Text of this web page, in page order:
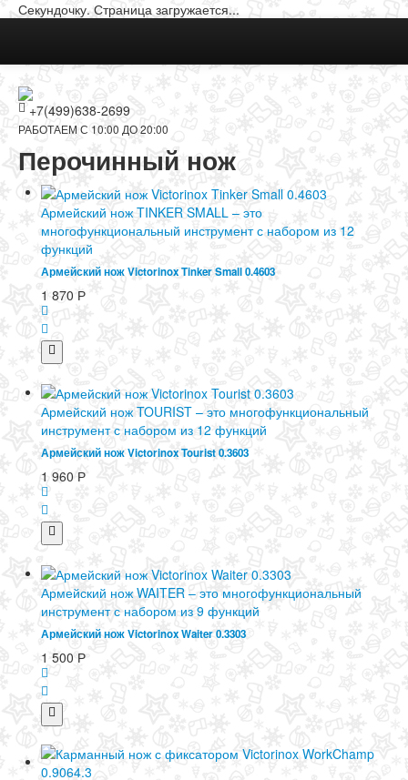
Секундочку. Страница загружается...
+7(499)638-2699
РАБОТАЕМ С 10:00 ДО 20:00
Перочинный нож
Армейский нож TINKER SMALL – это
многофункциональный инструмент с набором из 12
функций
Армейский нож Victorinox Tinker Small 0.4603
1 870 Р
Армейский нож TOURIST – это многофункциональный
инструмент с набором из 12 функций
Армейский нож Victorinox Tourist 0.3603
1 960 Р
Армейский нож WAITER – это многофункциональный
инструмент с набором из 9 функций
Армейский нож Victorinox Waiter 0.3303
1 500 Р